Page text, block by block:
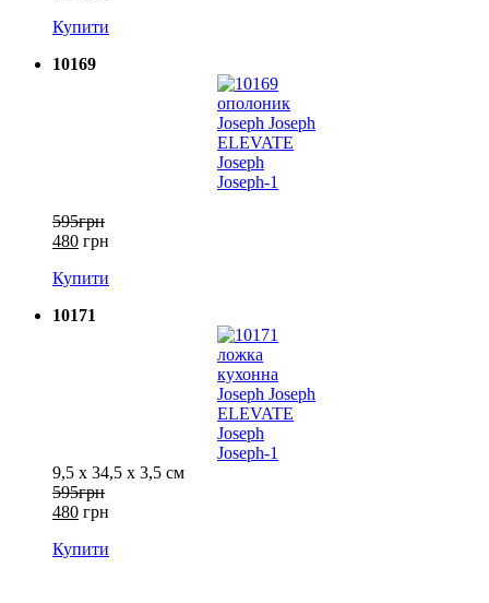
Купити
10169
595грн
480 грн
Купити
10171
9,5 х 34,5 х 3,5 см
595грн
480 грн
Купити